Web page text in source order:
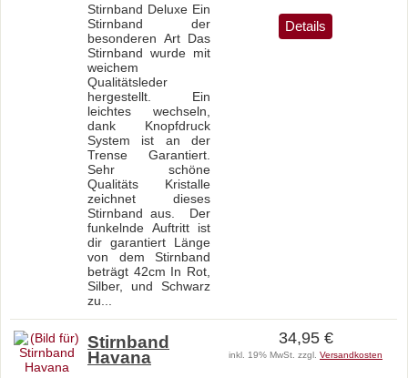
Stirnband Deluxe Ein
Stirnband der
besonderen Art Das
Stirnband wurde mit
weichem
Qualitätsleder
hergestellt. Ein
leichtes wechseln,
dank Knopfdruck
System ist an der
Trense Garantiert.
Sehr schöne
Qualitäts Kristalle
zeichnet dieses
Stirnband aus. Der
funkelnde Auftritt ist
dir garantiert Länge
von dem Stirnband
beträgt 42cm In Rot,
Silber, und Schwarz
zu...
Details
Stirnband
Havana
34,95 €
inkl. 19% MwSt. zzgl. Versandkosten